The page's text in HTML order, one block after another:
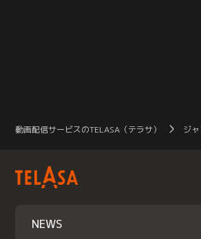
動画配信サービスのTELASA（テラサ） ジ
NEWS